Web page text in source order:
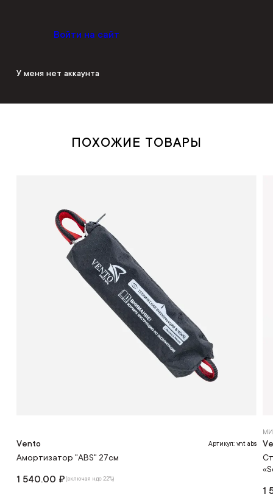
Войти на сайт
У меня нет аккаунта
ПОХОЖИЕ ТОВАРЫ
Vento Артикул: vnt abs
Амортизатор "ABS" 27см
1 540.00 ₽(включая ндс 22%)
1